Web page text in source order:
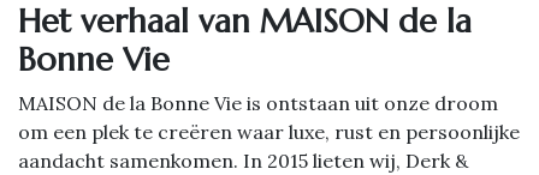
Het ve​rhaal van MAISON de la
Bonne Vie
MAISON de la Bonne Vie is ontstaan uit onze droom
om een plek te creëren waar luxe, rust en persoonlijke
aandacht samenkomen. In 2015 lieten wij, Derk &